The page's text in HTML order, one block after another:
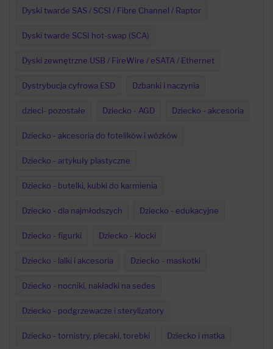
Dyski twarde SAS / SCSI / Fibre Channel / Raptor
Dyski twarde SCSI hot-swap (SCA)
Dyski zewnętrzne USB / FireWire / eSATA / Ethernet
Dystrybucja cyfrowa ESD Dzbanki i naczynia
dzieci- pozostałe Dziecko - AGD Dziecko - akcesoria
Dziecko - akcesoria do fotelików i wózków
Dziecko - artykuły plastyczne
Dziecko - butelki, kubki do karmienia
Dziecko - dla najmłodszych Dziecko - edukacyjne
Dziecko - figurki Dziecko - klocki
Dziecko - lalki i akcesoria Dziecko - maskotki
Dziecko - nocniki, nakładki na sedes
Dziecko - podgrzewacze i sterylizatory
Dziecko - tornistry, plecaki, torebki Dziecko i matka